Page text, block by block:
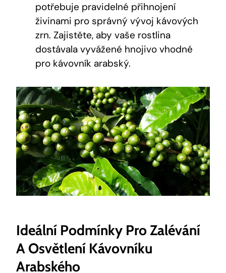
potřebuje pravidelné přihnojení
živinami pro správný vývoj kávových
zrn. Zajistěte, aby vaše rostlina
dostávala vyvážené hnojivo vhodné
pro kávovník arabský.
Ideální Podmínky Pro Zalévání
A Osvětlení Kávovníku
Arabského